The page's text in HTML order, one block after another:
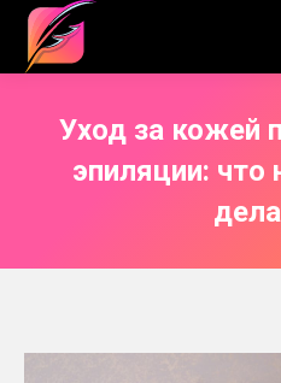
Уход за кожей
эпиляции: что